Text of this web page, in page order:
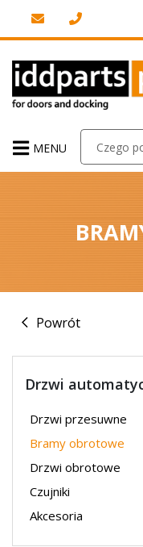
MENU
Powrót
Drzwi
Drzwi przesuwne
Bramy obrotowe
Drzwi obrotowe
Czujniki
Akcesoria